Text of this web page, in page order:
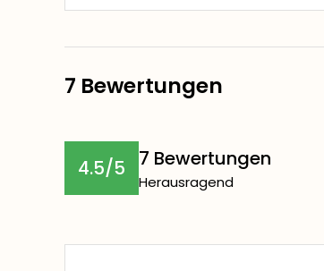
7 Bewertungen
4.5/5 7 Bewertungen
Herausragend